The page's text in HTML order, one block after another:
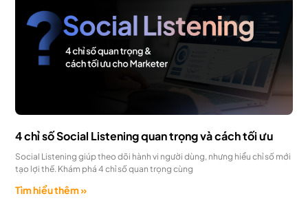
4 chỉ số Social Listening quan trọng và cách tối ưu
Social Listening giúp theo dõi hành vi người dùng, nhưng hiểu chỉ số mới
tạo lợi thế. Khám phá 4 chỉ số quan trọng cùng
Tìm hiểu thêm »